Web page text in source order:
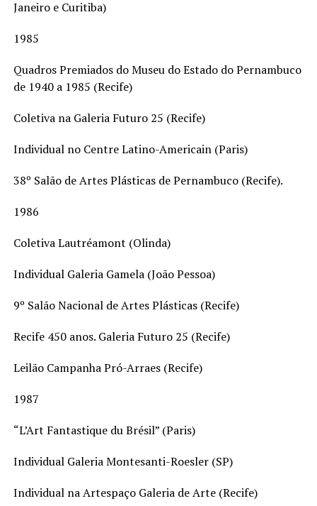
Janeiro e Curitiba)
1985
Quadros Premiados do Museu do Estado do Pernambuco
de 1940 a 1985 (Recife)
Coletiva na Galeria Futuro 25 (Recife)
Individual no Centre Latino-Americain (Paris)
38º Salão de Artes Plásticas de Pernambuco (Recife).
1986
Coletiva Lautréamont (Olinda)
Individual Galeria Gamela (João Pessoa)
9º Salão Nacional de Artes Plásticas (Recife)
Recife 450 anos. Galeria Futuro 25 (Recife)
Leilão Campanha Pró-Arraes (Recife)
1987
“L’Art Fantastique du Brésil” (Paris)
Individual Galeria Montesanti-Roesler (SP)
Individual na Artespaço Galeria de Arte (Recife)